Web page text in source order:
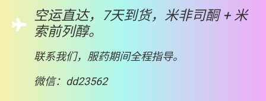
空运直达，7天到货，米非司酮 + 米
索前列醇。
联系我们，服药期间全程指导。
微信：dd23562